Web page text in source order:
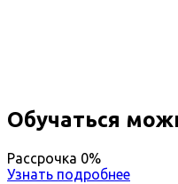
Обучаться
Рассрочка 0%
Узнать подробнее